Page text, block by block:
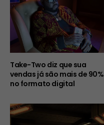
Take-Two diz que sua
vendas já são mais de 90%
no formato digital